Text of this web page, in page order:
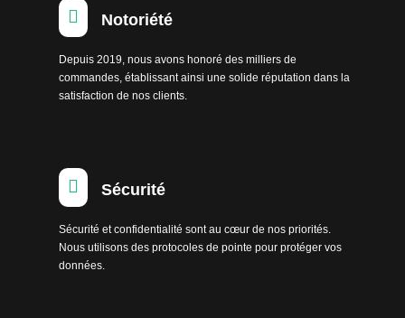
 Notoriété
Depuis 2019, nous avons honoré des milliers de
commandes, établissant ainsi une solide réputation dans la
satisfaction de nos clients.
 Sécurité
Sécurité et confidentialité sont au cœur de nos priorités.
Nous utilisons des protocoles de pointe pour protéger vos
données.